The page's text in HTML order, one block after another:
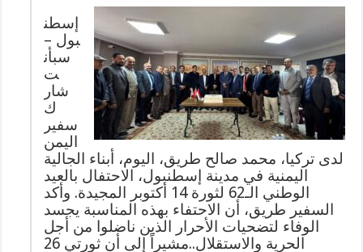
إسطن
بول –
سبأن
ت
شار
ك
سفير
اليمن
لدى تركيا، محمد صالح طريق، اليوم، أبناء الجالية
اليمنية في مدينة إسطنبول، الاحتفال بالعيد
الوطني الـ62 لثورة 14 أكتوبر المجيدة. وأكد
السفير طريق، أن الاحتفاء بهذه المناسبة يجسد
الوفاء لتضحيات الأحرار الذين ناضلوا من أجل
الحرية والاستقلال..مشيراً إلى أن ثورتي 26